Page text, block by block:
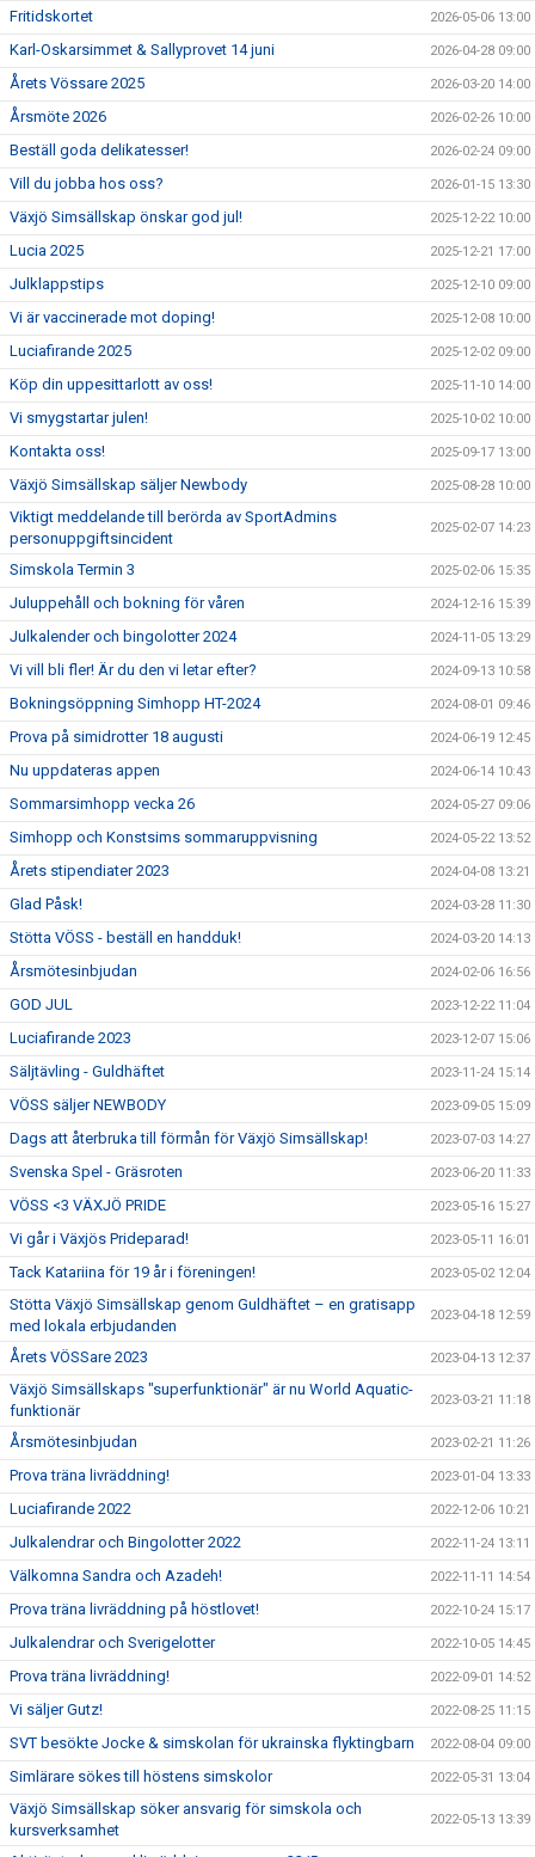
Fritidskortet 2026-05-06 13:00
Karl-Oskarsimmet & Sallyprovet 14 juni 2026-04-28 09:00
Årets Vössare 2025 2026-03-20 14:00
Årsmöte 2026 2026-02-26 10:00
Beställ goda delikatesser! 2026-02-24 09:00
Vill du jobba hos oss? 2026-01-15 13:30
Växjö Simsällskap önskar god jul! 2025-12-22 10:00
Lucia 2025 2025-12-21 17:00
Julklappstips 2025-12-10 09:00
Vi är vaccinerade mot doping! 2025-12-08 10:00
Luciafirande 2025 2025-12-02 09:00
Köp din uppesittarlott av oss! 2025-11-10 14:00
Vi smygstartar julen! 2025-10-02 10:00
Kontakta oss! 2025-09-17 13:00
Växjö Simsällskap säljer Newbody 2025-08-28 10:00
Viktigt meddelande till berörda av SportAdmins
personuppgiftsincident
2025-02-07 14:23
Simskola Termin 3 2025-02-06 15:35
Juluppehåll och bokning för våren 2024-12-16 15:39
Julkalender och bingolotter 2024 2024-11-05 13:29
Vi vill bli fler! Är du den vi letar efter? 2024-09-13 10:58
Bokningsöppning Simhopp HT-2024 2024-08-01 09:46
Prova på simidrotter 18 augusti 2024-06-19 12:45
Nu uppdateras appen 2024-06-14 10:43
Sommarsimhopp vecka 26 2024-05-27 09:06
Simhopp och Konstsims sommaruppvisning 2024-05-22 13:52
Årets stipendiater 2023 2024-04-08 13:21
Glad Påsk! 2024-03-28 11:30
Stötta VÖSS - beställ en handduk! 2024-03-20 14:13
Årsmötesinbjudan 2024-02-06 16:56
GOD JUL 2023-12-22 11:04
Luciafirande 2023 2023-12-07 15:06
Säljtävling - Guldhäftet 2023-11-24 15:14
VÖSS säljer NEWBODY 2023-09-05 15:09
Dags att återbruka till förmån för Växjö Simsällskap! 2023-07-03 14:27
Svenska Spel - Gräsroten 2023-06-20 11:33
VÖSS <3 VÄXJÖ PRIDE 2023-05-16 15:27
Vi går i Växjös Prideparad! 2023-05-11 16:01
Tack Katariina för 19 år i föreningen! 2023-05-02 12:04
Stötta Växjö Simsällskap genom Guldhäftet – en gratisapp
med lokala erbjudanden
2023-04-18 12:59
Årets VÖSSare 2023 2023-04-13 12:37
Växjö Simsällskaps "superfunktionär" är nu World Aquatic-
funktionär
2023-03-21 11:18
Årsmötesinbjudan 2023-02-21 11:26
Prova träna livräddning! 2023-01-04 13:33
Luciafirande 2022 2022-12-06 10:21
Julkalendrar och Bingolotter 2022 2022-11-24 13:11
Välkomna Sandra och Azadeh! 2022-11-11 14:54
Prova träna livräddning på höstlovet! 2022-10-24 15:17
Julkalendrar och Sverigelotter 2022-10-05 14:45
Prova träna livräddning! 2022-09-01 14:52
Vi säljer Gutz! 2022-08-25 11:15
SVT besökte Jocke & simskolan för ukrainska flyktingbarn 2022-08-04 09:00
Simlärare sökes till höstens simskolor 2022-05-31 13:04
Växjö Simsällskap söker ansvarig för simskola och
kursverksamhet
2022-05-13 13:39